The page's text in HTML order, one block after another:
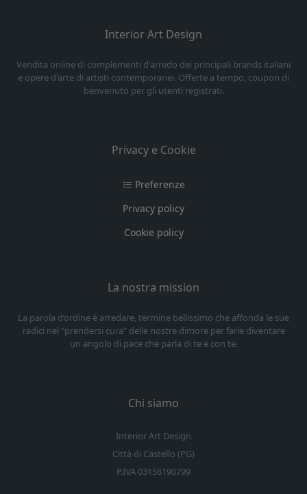
Interior Art Design
Vendita online di complementi d'arredo dei principali brands italiani
e opere d'arte di artisti contemporanei. Offerte a tempo, coupon di
benvenuto per gli utenti registrati.
Privacy e Cookie
Preferenze
Privacy policy
Cookie policy
La nostra mission
La parola d’ordine è arredare, termine bellissimo che affonda le sue
radici nel “prendersi cura” delle nostre dimore per farle diventare
un angolo di pace che parla di te e con te.
Chi siamo
Interior Art Design
Città di Castello (PG)
P.IVA 03156190799